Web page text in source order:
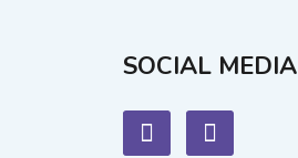
SOCIAL MEDIA